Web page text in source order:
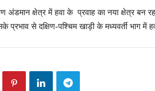
अंडमान क्षेत्र में हवा के प्रवाह का नया क्षेत्र बन
प्रभाव से दक्षिण-पश्चिम खाड़ी के मध्‍यवर्ती भाग